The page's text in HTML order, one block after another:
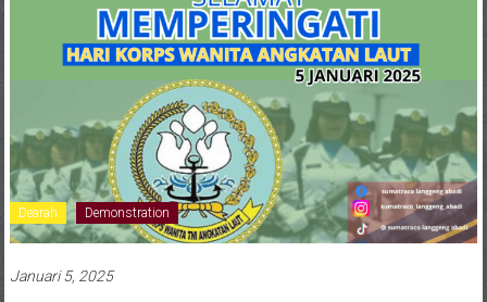
Dearah Demonstration
Januari 5, 2025